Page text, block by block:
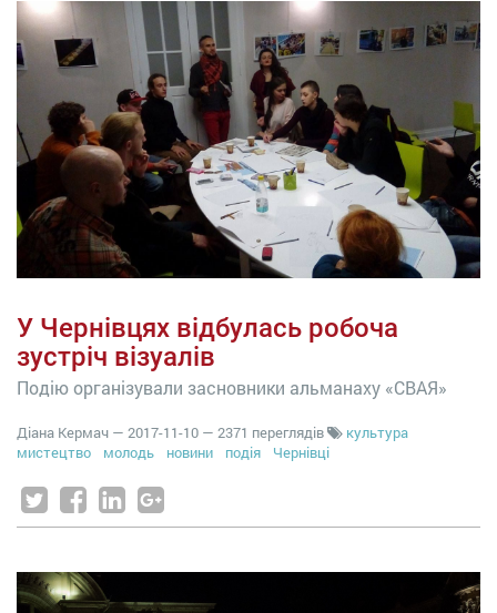
У Чернівцях відбулась робоча
зустріч візуалів
Подію організували засновники альманаху «СВАЯ»
Діана Кермач — 2017-11-10 — 2371 переглядів
культура
мистецтво
молодь новини подія Чернівці